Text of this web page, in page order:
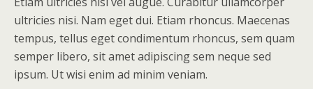
ultricies nisi. Nam eget dui. Etiam rhoncus. Maecenas
tempus, tellus eget condimentum rhoncus, sem quam
semper libero, sit amet adipiscing sem neque sed
ipsum. Ut wisi enim ad minim veniam.